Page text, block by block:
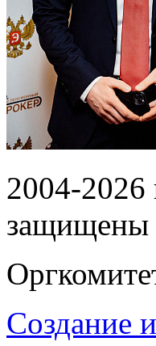
2004-2026
защищены
Создание